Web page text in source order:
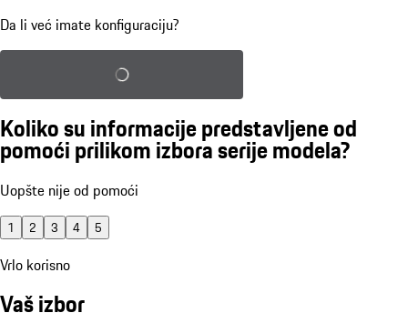
Da li već imate konfiguraciju?
Učitajte sačuvanu konfiguraciju
Koliko su informacije predstavljene od
pomoći prilikom izbora serije modela?
Uopšte nije od pomoći
1 2 3 4 5
Vrlo korisno
Vaš izbor